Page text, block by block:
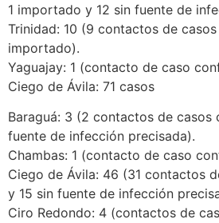
1 importado y 12 sin fuente de
Trinidad: 10 (9 contactos de
importado).
Yaguajay: 1 (contacto de caso
Ciego de Ávila: 71 casos
Baraguá: 3 (2 contactos de casos
fuente de infección precisada).
Chambas: 1 (contacto de caso
Ciego de Ávila: 46 (31 contactos
y 15 sin fuente de infección
Ciro Redondo: 4 (contactos de